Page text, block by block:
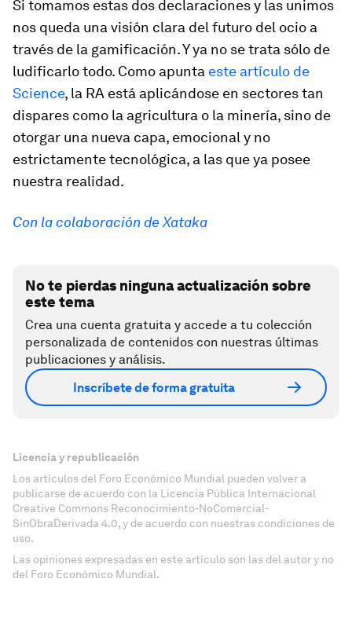
Si tomamos estas dos declaraciones y las unimos
nos queda una visión clara del futuro del ocio a
través de la gamificación. Y ya no se trata sólo de
ludificarlo todo. Como apunta este artículo de
Science, la RA está aplicándose en sectores tan
dispares como la agricultura o la minería, sino de
otorgar una nueva capa, emocional y no
estrictamente tecnológica, a las que ya posee
nuestra realidad.
Con la colaboración de Xataka
No te pierdas ninguna actualización sobre
este tema
Crea una cuenta gratuita y accede a tu colección
personalizada de contenidos con nuestras últimas
publicaciones y análisis.
Inscríbete de forma gratuita
Licencia y republicación
Los artículos del Foro Económico Mundial pueden volver a
publicarse de acuerdo con la Licencia Pública Internacional
Creative Commons Reconocimiento-NoComercial-
SinObraDerivada 4.0, y de acuerdo con nuestras condiciones de
uso.
Las opiniones expresadas en este artículo son las del autor y no
del Foro Económico Mundial.